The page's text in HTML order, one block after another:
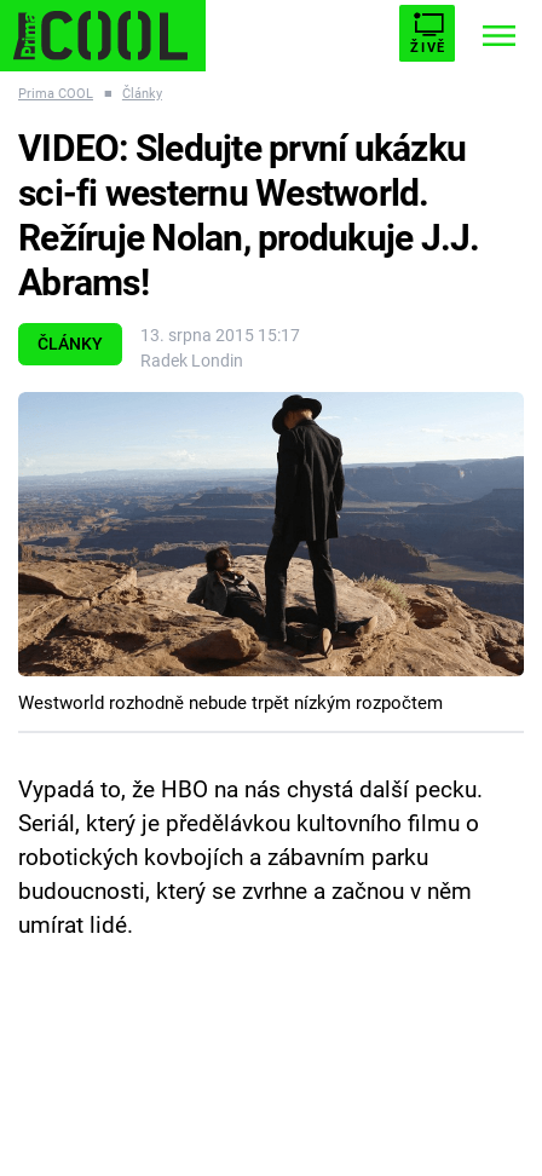
ŽIVĚ
ESCAPE PLNEJ KOTEL AVENGERS 5
Témata
Filmy
Hry
Cool Esport
Pořady
TV Program
Přihlášení
Prima COOL ■ Články
ČLÁNKY
13. srpna 2015 15:17
Radek Londin
VIDEO: Sledujte první ukázku
sci-fi westernu Westworld.
Režíruje Nolan, produkuje J.J.
Abrams!
Westworld rozhodně nebude trpět nízkým rozpočtem
Vypadá to, že HBO na nás chystá další pecku.
Seriál, který je předělávkou kultovního filmu o
robotických kovbojích a zábavním parku
budoucnosti, který se zvrhne a začnou v něm
umírat lidé.